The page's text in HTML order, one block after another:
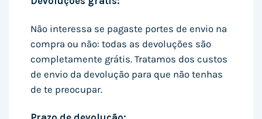
Não interessa se pagaste portes de envio na
compra ou não: todas as devoluções são
completamente grátis. Tratamos dos custos
de envio da devolução para que não tenhas
de te preocupar.